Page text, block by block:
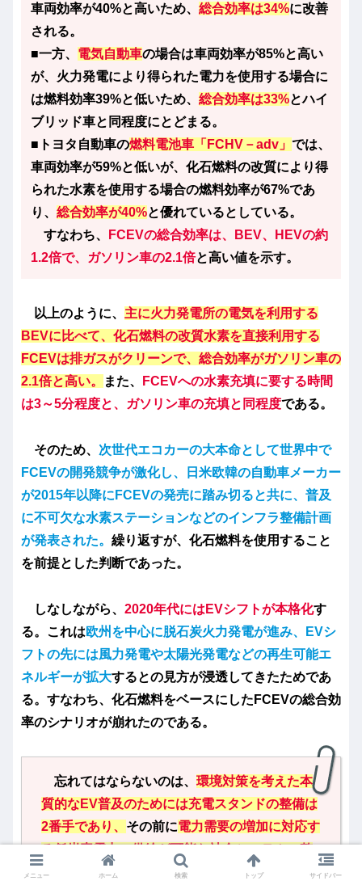
車両効率が40%と高いため、 総合効率は34%に改善
される。
■一方、 電気自動車の場合は車両効率が85%と高い
が、火力発電により得られた電力を使用する場合に
は燃料効率39%と低いため、 総合効率は33%とハイ
ブリッド車と同程度にとどまる。
■トヨタ自動車の燃料電池車「FCHV－adv」 では、
車両効率が59%と低いが、化石燃料の改質により得
られた水素を使用する場合の燃料効率が67%であ
り、 総合効率が40%と優れているとしている。
すなわち、
FCEVの総合効率は、BEV、HEVの約
1.2倍で、ガソリン車の2.1倍と高い値を示す。
以上のように、 主に火力発電所の電気を利用する
BEVに比べて、化石燃料の改質水素を直接利用する
FCEVは排ガスがクリーンで、総合効率がガソリン車の
2.1倍と高い。
また、
FCEVへの水素充填に要する時間
は3～5分程度と、ガソリン車の充填と同程度である。
そのため、 次世代エコカーの大本命として世界中で
FCEVの開発競争が激化し、日米欧韓の自動車メーカー
が2015年以降にFCEVの発売に踏み切ると共に、普及
に不可欠な水素ステーションなどのインフラ整備計画
が発表された。 繰り返すが、化石燃料を使用すること
を前提とした判断であった。
しなしながら、 2020年代にはEVシフトが本格化す
る。これは欧州を中心に脱石炭火力発電が進み、EVシ
フトの先には風力発電や太陽光発電などの再生可能エ
ネルギーが拡大するとの見方が浸透してきたためであ
る。すなわち、化石燃料をベースにしたFCEVの総合効
率のシナリオが崩れたのである。
忘れてはならないのは、 環境対策を考えた本
質的なEV普及のためには充電スタンドの整備は
2番手であり、 その前に電力需要の増加に対応す
る低炭素電力の供給が可能な社会システムの整
備が必要
なのである。
メニュー ホーム 検索 トップ サイドバー